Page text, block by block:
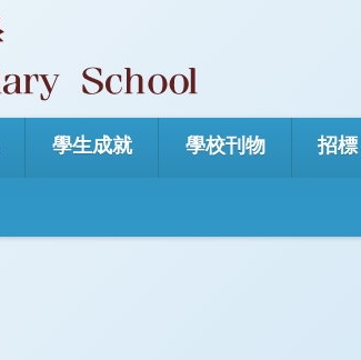
學生成就 學校刊物 招標